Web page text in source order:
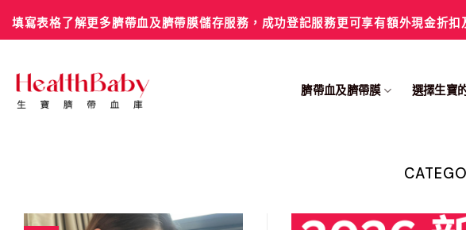
填寫表格了解更多臍帶血及臍帶膜儲存服務，成功登記服務更可享有額外現金折扣
臍帶血及臍帶膜 選擇生寶